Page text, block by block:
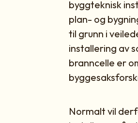
byggteknisk
plan- og
til grunn i
installering av
branncelle er
Normalt vil